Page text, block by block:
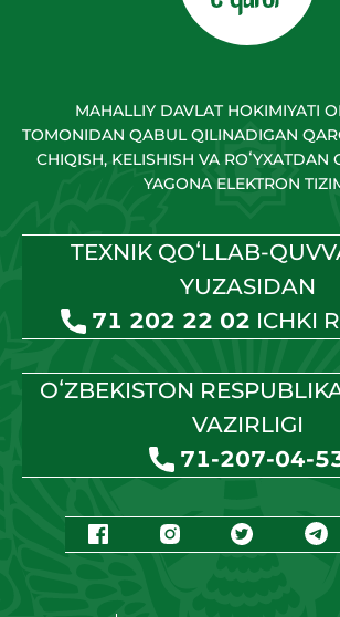
MAHALLIY DAVLAT HOKIMIYATI
TOMONIDAN QABUL QILINADIGAN
CHIQISH, KELISHISH VA ROʻYXATDAN
YAGONA ELEKTRON
TEXNIK QOʻLLAB-
YUZASIDAN
71 202 22 02 ICHKI
OʻZBEKISTON
VAZIRLIGI
71-207-04-